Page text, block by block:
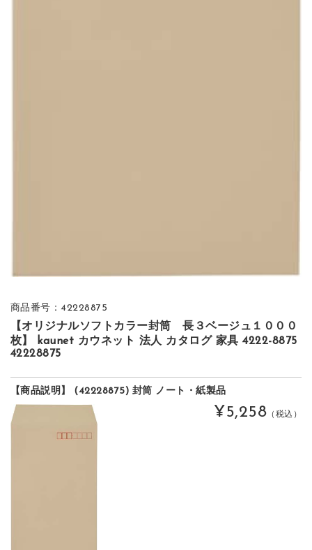
商品番号：42228875
【オリジナルソフトカラー封筒 長３ベージュ１０００
枚】 kaunet カウネット 法人 カタログ 家具 4222-8875
42228875
【商品説明】 (42228875) 封筒 ノート・紙製品
¥5,258 （税込）